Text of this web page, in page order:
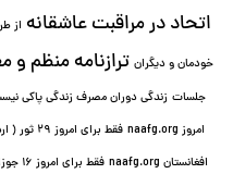
اتحاد در مراقبت عاشقانه از
خودمان و دیگران ترازنامه منظم و معنا دار ٢۴
جلسات زندگی دوران مصرف زندگی پاکی
امروز naafg.org
فقط
افغانستان naafg.org
فقط